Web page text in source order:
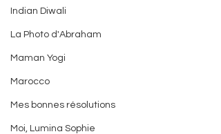
Indian Diwali
La Photo d'Abraham
Maman Yogi
Marocco
Mes bonnes résolutions
Moi, Lumina Sophie